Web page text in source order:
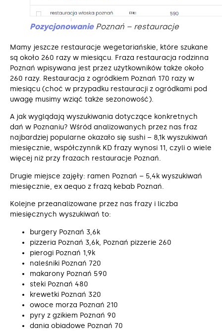
PozycjonowaniePoznań – restauracje
Mamy jeszcze restauracje wegetariańskie, które szukane
są około 260 razy w miesiącu. Fraza restauracja rodzinna
Poznań wpisywana jest przez użytkowników także około
260 razy. Restauracja z ogródkiem Poznań 170 razy w
miesiącu (choć w przypadku restauracji z ogródkami pod
uwagę musimy wziąć także sezonowość).
A jak wyglądają wyszukiwania dotyczące konkretnych
dań w Poznaniu? Wśród analizowanych przez nas fraz
najbardziej popularne okazało się sushi – 8,1k wyszukiwań
miesięcznie, współczynnik KD frazy wynosi 11, czyli o wiele
więcej niż przy frazach restauracje Poznań.
Drugie miejsce zajęły: ramen Poznań – 5,4k wyszukiwań
miesięcznie, ex aequo z frazą kebab Poznań.
Kolejne przeanalizowane przez nas frazy i liczba
miesięcznych wyszukiwań to:
burgery Poznań 3,6k
pizzeria Poznań 3,6k, Poznań pizzerie 260
pierogi Poznań 1,9k
naleśniki Poznań 720
makarony Poznań 590
steki Poznań 480
krewetki Poznań 320
owoce morza Poznań 210
pyry z gzikiem Poznań 90
dania obiadowe Poznań 70